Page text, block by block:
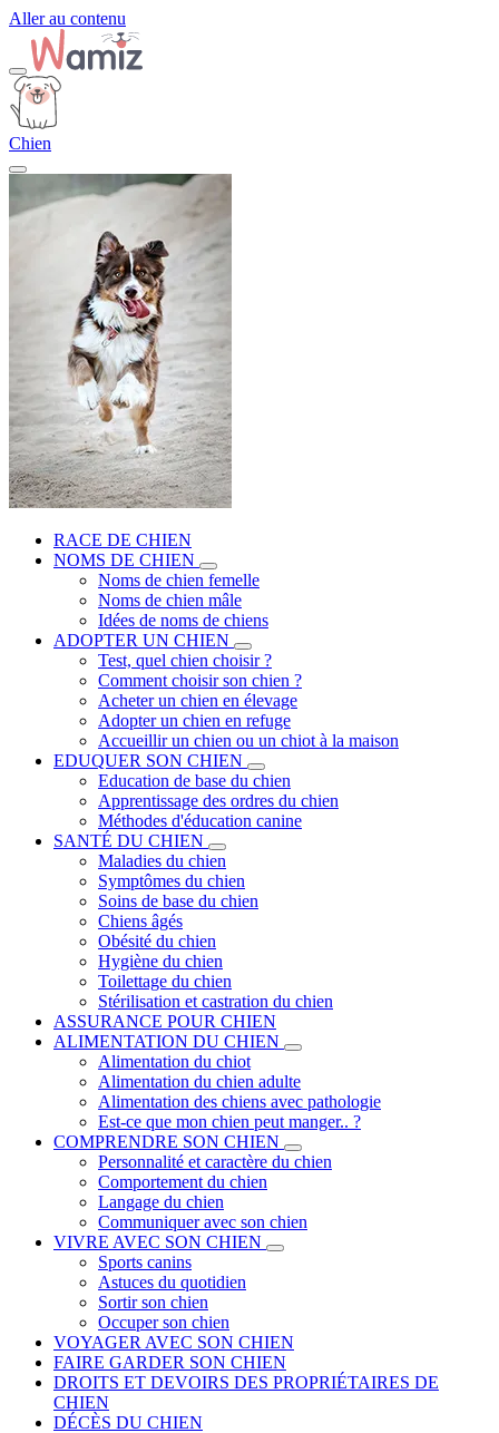
Aller au contenu
Chien
RACE DE CHIEN
NOMS DE CHIEN
Noms de chien femelle
Noms de chien mâle
Idées de noms de chiens
ADOPTER UN CHIEN
Test, quel chien choisir ?
Comment choisir son chien ?
Acheter un chien en élevage
Adopter un chien en refuge
Accueillir un chien ou un chiot à la maison
EDUQUER SON CHIEN
Education de base du chien
Apprentissage des ordres du chien
Méthodes d'éducation canine
SANTÉ DU CHIEN
Maladies du chien
Symptômes du chien
Soins de base du chien
Chiens âgés
Obésité du chien
Hygiène du chien
Toilettage du chien
Stérilisation et castration du chien
ASSURANCE POUR CHIEN
ALIMENTATION DU CHIEN
Alimentation du chiot
Alimentation du chien adulte
Alimentation des chiens avec pathologie
Est-ce que mon chien peut manger.. ?
COMPRENDRE SON CHIEN
Personnalité et caractère du chien
Comportement du chien
Langage du chien
Communiquer avec son chien
VIVRE AVEC SON CHIEN
Sports canins
Astuces du quotidien
Sortir son chien
Occuper son chien
VOYAGER AVEC SON CHIEN
FAIRE GARDER SON CHIEN
DROITS ET DEVOIRS DES PROPRIÉTAIRES DE
CHIEN
DÉCÈS DU CHIEN